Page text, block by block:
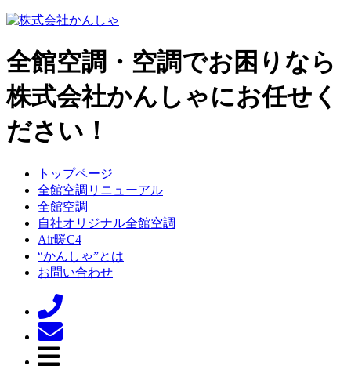
全館空調・空調でお困りなら
株式会社かんしゃにお任せく
ださい！
トップページ
全館空調リニューアル
全館空調
自社オリジナル全館空調
Air暖C4
“かんしゃ”とは
お問い合わせ